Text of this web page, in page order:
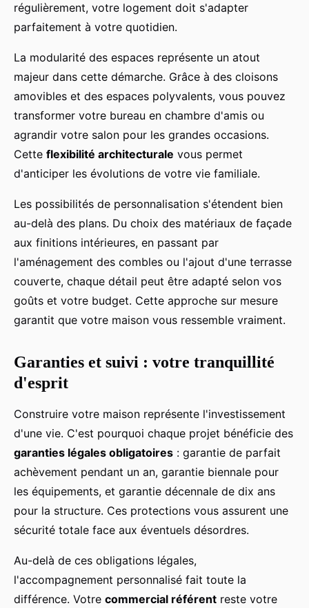
régulièrement, votre logement doit s'adapter
parfaitement à votre quotidien.
La modularité des espaces représente un atout
majeur dans cette démarche. Grâce à des cloisons
amovibles et des espaces polyvalents, vous pouvez
transformer votre bureau en chambre d'amis ou
agrandir votre salon pour les grandes occasions.
Cette flexibilité architecturale vous permet
d'anticiper les évolutions de votre vie familiale.
Les possibilités de personnalisation s'étendent bien
au-delà des plans. Du choix des matériaux de façade
aux finitions intérieures, en passant par
l'aménagement des combles ou l'ajout d'une terrasse
couverte, chaque détail peut être adapté selon vos
goûts et votre budget. Cette approche sur mesure
garantit que votre maison vous ressemble vraiment.
Garanties et suivi : votre tranquillité
d'esprit
Construire votre maison représente l'investissement
d'une vie. C'est pourquoi chaque projet bénéficie des
garanties légales obligatoires : garantie de parfait
achèvement pendant un an, garantie biennale pour
les équipements, et garantie décennale de dix ans
pour la structure. Ces protections vous assurent une
sécurité totale face aux éventuels désordres.
Au-delà de ces obligations légales,
l'accompagnement personnalisé fait toute la
différence. Votre commercial référent reste votre